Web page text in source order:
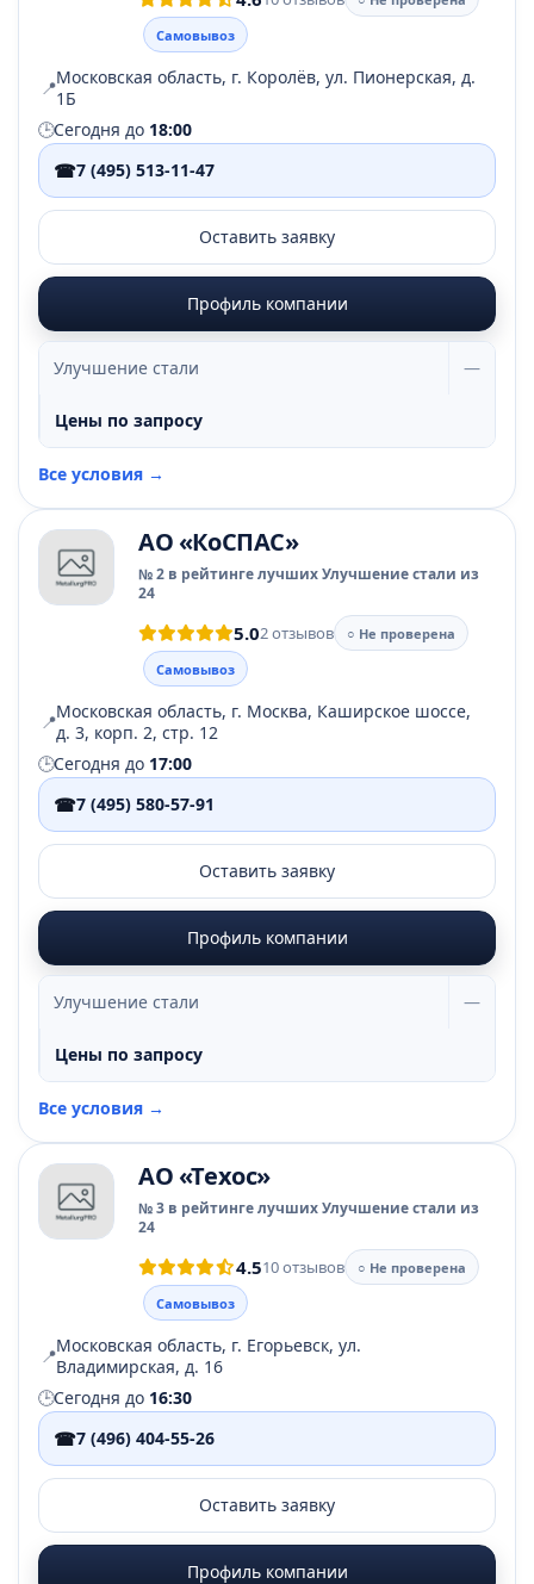
Самовывоз
📍Московская область, г. Королёв, ул. Пионерская, д.
1Б
🕒Сегодня до 18:00
☎7 (495) 513-11-47
Оставить заявку
Профиль компании
Улучшение стали —
Цены по запросу
Все условия →
АО «КоСПАС»
№ 2 в рейтинге лучших Улучшение стали из
24
5.02 отзывов
○ Не проверена
Самовывоз
📍Московская область, г. Москва, Каширское шоссе,
д. 3, корп. 2, стр. 12
🕒Сегодня до 17:00
☎7 (495) 580-57-91
Оставить заявку
Профиль компании
Улучшение стали —
Цены по запросу
Все условия →
АО «Техос»
№ 3 в рейтинге лучших Улучшение стали из
24
4.510 отзывов
○ Не проверена
Самовывоз
📍Московская область, г. Егорьевск, ул.
Владимирская, д. 16
🕒Сегодня до 16:30
☎7 (496) 404-55-26
Оставить заявку
Профиль компании